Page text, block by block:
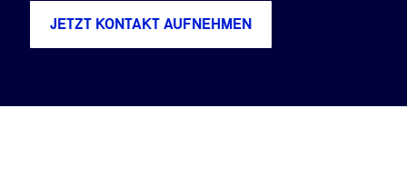
JETZT KONTAKT AUFNEHMEN